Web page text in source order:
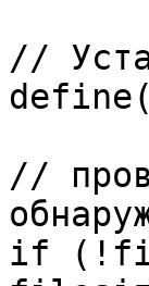
//
//
if